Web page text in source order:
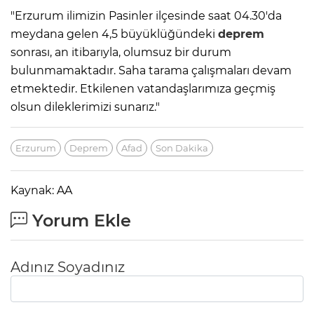
"Erzurum ilimizin Pasinler ilçesinde saat 04.30'da
meydana gelen 4,5 büyüklüğündeki deprem
sonrası, an itibarıyla, olumsuz bir durum
bulunmamaktadır. Saha tarama çalışmaları devam
etmektedir. Etkilenen vatandaşlarımıza geçmiş
olsun dileklerimizi sunarız."
Erzurum Deprem Afad Son Dakika
Kaynak: AA
Yorum Ekle
Adınız Soyadınız